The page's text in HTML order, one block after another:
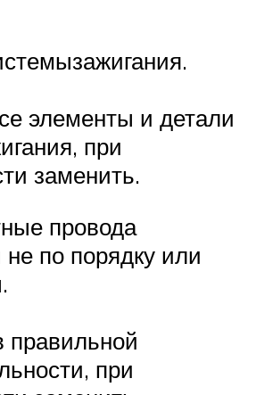
элементы и детали
при
заменить.
провода
по порядку или
правильной
при